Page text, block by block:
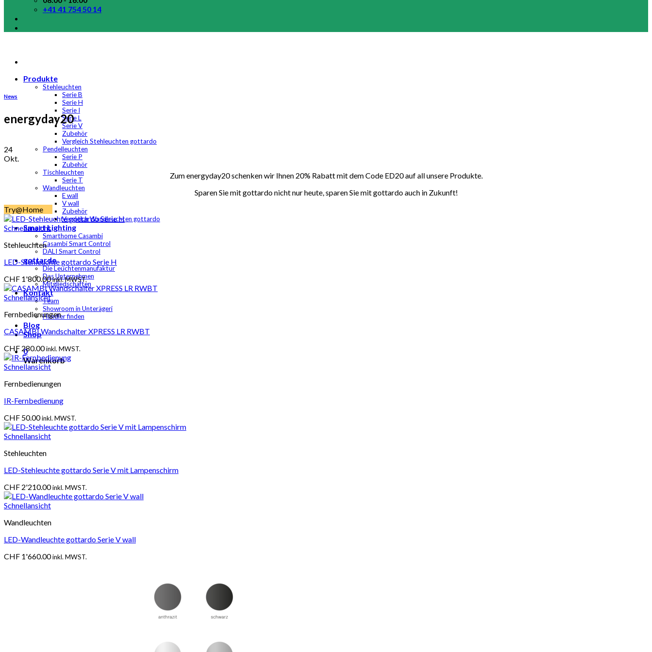
+41 41 754 50 14
Produkte
Stehleuchten
Serie B
Serie H
Serie I
Serie L
Serie V
Zubehör
Vergleich Stehleuchten gottardo
Pendelleuchten
Serie P
Zubehör
Tischleuchten
Serie T
Wandleuchten
E wall
V wall
Zubehör
Vergleich Wandleuchten gottardo
Smart Lighting
Smarthome Casambi
Casambi Smart Control
DALI Smart Control
gottardo
Die Leuchtenmanufaktur
Das Unternehmen
Mitgliedschaften
Kontakt
Team
Showroom in Unterägeri
Händler finden
Blog
Shop
0
Warenkorb
News
energyday20
24
Okt.
Zum energyday20 schenken wir Ihnen 20% Rabatt mit dem Code ED20 auf all unsere Produkte.
Sparen Sie mit gottardo nicht nur heute, sparen Sie mit gottardo auch in Zukunft!
Try@Home
Schnellansicht
Stehleuchten
LED-Stehleuchte gottardo Serie H
CHF 1'800.00inkl. MWST.
Schnellansicht
Fernbedienungen
CASAMBI Wandschalter XPRESS LR RWBT
CHF 280.00inkl. MWST.
Schnellansicht
Fernbedienungen
IR-Fernbedienung
CHF 50.00inkl. MWST.
Schnellansicht
Stehleuchten
LED-Stehleuchte gottardo Serie V mit Lampenschirm
CHF 2'210.00inkl. MWST.
Schnellansicht
Wandleuchten
LED-Wandleuchte gottardo Serie V wall
CHF 1'660.00inkl. MWST.